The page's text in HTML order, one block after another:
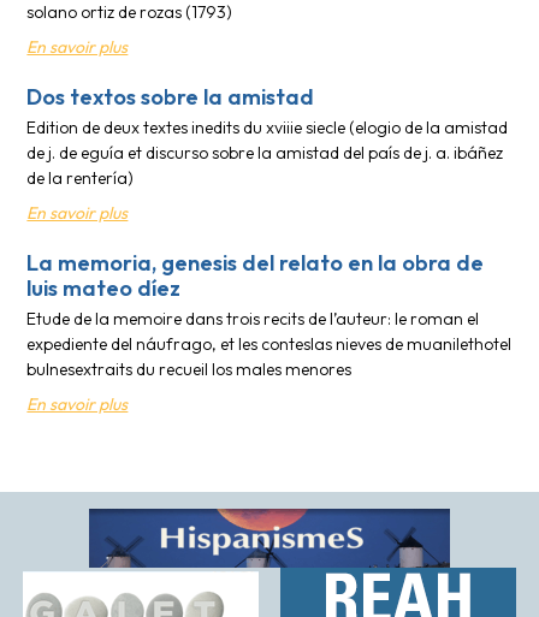
solano ortiz de rozas (1793)
En savoir plus
Dos textos sobre la amistad
Edition de deux textes inedits du xviiie siecle (elogio de la amistad
de j. de eguía et discurso sobre la amistad del país de j. a. ibáñez
de la rentería)
En savoir plus
La memoria, genesis del relato en la obra de
luis mateo díez
Etude de la memoire dans trois recits de l’auteur: le roman el
expediente del náufrago, et les conteslas nieves de muanilethotel
bulnesextraits du recueil los males menores
En savoir plus